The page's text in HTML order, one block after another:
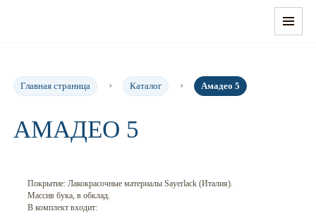
Главная страница Каталог Амадео 5
АМАДЕО 5
Покрытие: Лакокрасочные материалы Sayerlack (Италия).
Массив бука, в обклад.
В комплект входит: